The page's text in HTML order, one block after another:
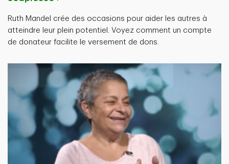
Ruth Mandel crée des occasions pour aider les autres à
atteindre leur plein potentiel. Voyez comment un compte
de donateur facilite le versement de dons.